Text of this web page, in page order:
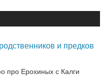
и предков
про Ерохиных с Калги